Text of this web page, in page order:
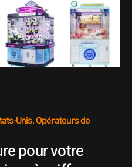
Unis. Opérateurs de
pour votre